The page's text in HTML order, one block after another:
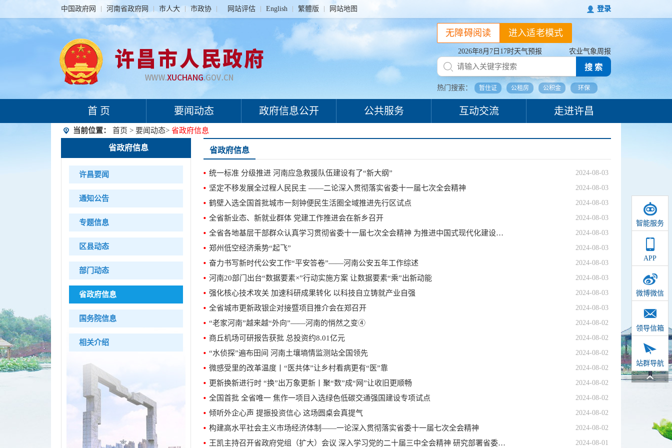
中国政府网 河南省政府网 市人大 市政协 网站评估 English 繁體版 网站地图 登录
2026年8月7日17时天气预报 农业气象周报
搜 索
热门搜索： 暂住证 公租房 公积金 环保
进入适老模式
无障碍阅读
首 页 要闻动态 政府信息公开 公共服务 互动交流 走进许昌
智能服务
APP
微博微信
领导信箱
站群导航
当前位置： 首页 > 要闻动态> 省政府信息
省政府信息
许昌要闻
通知公告
专题信息
区县动态
部门动态
省政府信息
国务院信息
相关介绍
省政府信息
统一标准 分级推进 河南应急救援队伍建设有了“新大纲” 2024-08-03
坚定不移发展全过程人民民主 ——二论深入贯彻落实省委十一届七次全会精神 2024-08-03
鹤壁入选全国首批城市一刻钟便民生活圈全域推进先行区试点 2024-08-03
全省新业态、新就业群体 党建工作推进会在新乡召开 2024-08-03
全省各地基层干部群众认真学习贯彻省委十一届七次全会精神 为推进中国式现代化建设河南实践作出新贡献 2024-08-03
郑州低空经济乘势“起飞” 2024-08-03
奋力书写新时代公安工作“平安答卷”——河南公安五年工作综述 2024-08-03
河南20部门出台“数据要素×”行动实施方案 让数据要素“乘”出新动能 2024-08-03
强化核心技术攻关 加速科研成果转化 以科技自立铸就产业自强 2024-08-03
全省城市更新政银企对接暨项目推介会在郑召开 2024-08-03
“老家河南”越来越“外向”——河南的悄然之变④ 2024-08-02
商丘机场可研报告获批 总投资约8.01亿元 2024-08-02
“水侦探”遍布田间 河南土壤墒情监测站全国领先 2024-08-02
微感受里的改革温度丨“医共体”让乡村看病更有“医”靠 2024-08-02
更新换新进行时 “换”出万象更新丨聚“数”成“网”让收旧更顺畅 2024-08-02
全国首批 全省唯一 焦作一项目入选绿色低碳交通强国建设专项试点 2024-08-02
倾听外企心声 提振投资信心 这场圆桌会真提气 2024-08-02
构建高水平社会主义市场经济体制——一论深入贯彻落实省委十一届七次全会精神 2024-08-02
王凯主持召开省政府党组（扩大）会议 深入学习党的二十届三中全会精神 研究部署省委十一届七次全会贯彻落实工作 2024-08-01